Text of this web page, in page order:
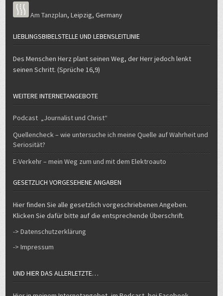
Am Tanzplan,Leipzig,Germany
LIEBLINGSBIBELSTELLE UND LEBENSLEITLINIE
Des Menschen Herz plant seinen Weg, der Herr jedoch lenkt
seinen Schritt. (Sprüche 16,9)
WEITERE INTERNETANGEBOTE
Podcast „Journalist und Christ“
Quellencheck – wie untersuche ich meine Quelle auf Wahrheit und
Seriosität?
E-Verkehr – mein Weg zum und mit dem Elektroauto
GESETZLICH VORGESEHENE ANGABEN
Hier finden Sie alle gesetzlich vorgeschriebenen Angeben.
Klicken Sie dafür bitte auf die entsprechende Überschrift.
-> Datenschutzerklärung
-> Impressum
UND HIER DAS ALLERLETZTE…